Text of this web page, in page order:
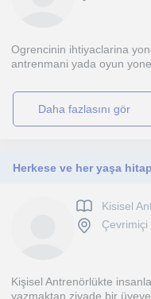
Ogrencinin ihtiyaclarina
antrenmani yada oyun
daha fazlasını gör
Herkese ve her yaşa
Kisisel
Kişisel Antrenörlükte
yazmaktan ziyade bir